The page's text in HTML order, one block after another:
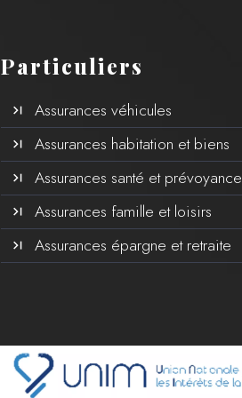
Particuliers
Assurances véhicules
Assurances habitation et biens
Assurances santé et prévoyance
Assurances famille et loisirs
Assurances épargne et retraite